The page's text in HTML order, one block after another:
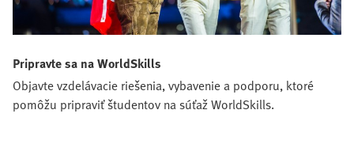
Pripravte sa na WorldSkills
Objavte vzdelávacie riešenia, vybavenie a podporu, ktoré
pomôžu pripraviť študentov na súťaž WorldSkills.